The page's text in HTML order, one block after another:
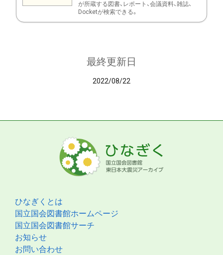
が所蔵する図書、レポート、会議資料、雑誌、
Docketが検索できる。
最終更新日
2022/08/22
ひなぎくとは
国立国会図書館ホームページ
国立国会図書館サーチ
お知らせ
お問い合わせ